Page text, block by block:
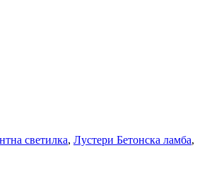
светилка, Лустери Бетонска ламба,